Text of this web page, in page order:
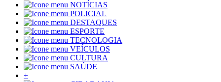
NOTÍCIAS
POLICIAL
DESTAQUES
ESPORTE
TECNOLOGIA
VEÍCULOS
CULTURA
SAÚDE
+